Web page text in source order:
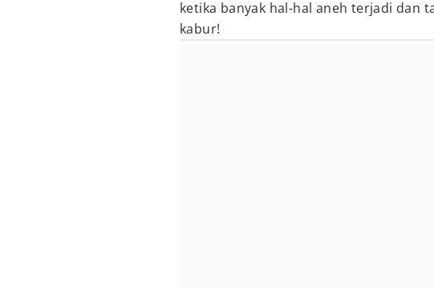
ketika banyak hal-hal aneh terjadi dan
kabur!